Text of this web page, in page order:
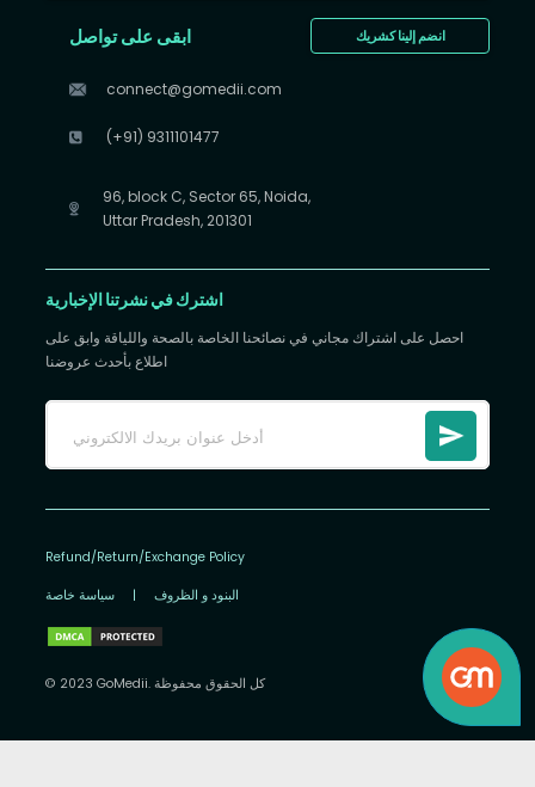
انضم إلينا كشريك ابقى على تواصل
connect@gomedii.com
(+91) 9311101477
96, block C, Sector 65, Noida,
Uttar Pradesh, 201301
اشترك في نشرتنا الإخبارية
احصل على اشتراك مجاني في نصائحنا الخاصة بالصحة واللياقة وابق على
اطلاع بأحدث عروضنا
Refund/Return/Exchange Policy
سياسة خاصة | البنود و الظروف
© 2023 GoMedii. كل الحقوق محفوظة